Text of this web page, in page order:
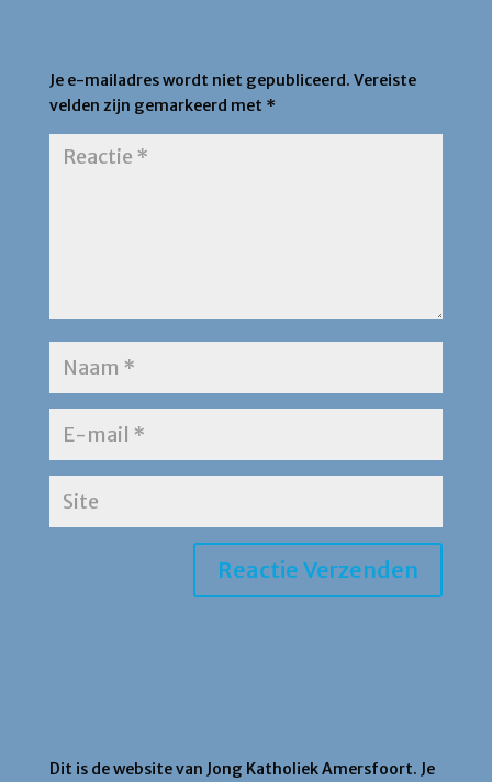
Je e-mailadres wordt niet gepubliceerd. Vereiste
velden zijn gemarkeerd met *
Dit is de website van Jong Katholiek Amersfoort. Je